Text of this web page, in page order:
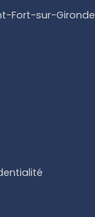
Fort-sur-Gironde